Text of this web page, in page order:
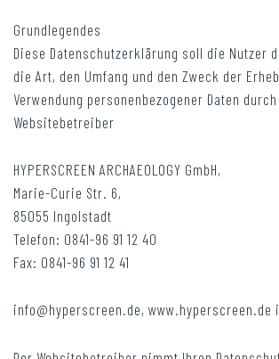
Grundlegendes
Diese Datenschutzerklärung soll die Nutzer
die Art, den Umfang und den Zweck der
Verwendung personenbezogener Daten durch
Websitebetreiber
HYPERSCREEN ARCHAEOLOGY GmbH,
Marie-Curie Str. 6,
85055 Ingolstadt
Telefon: 0841-96 91 12 40
Fax: 0841-96 91 12 41
info@hyperscreen.de, www.hyperscreen.de